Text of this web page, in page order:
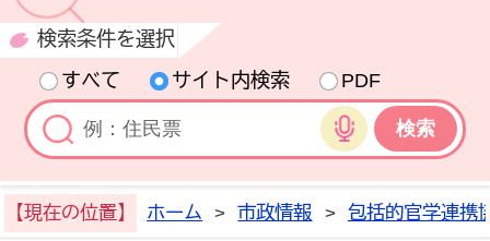
検索条件を選択
すべて
サイト内検索
PDF
音声検索
【現在の位置】 ホーム > 市政情報 > 包括的官学連携